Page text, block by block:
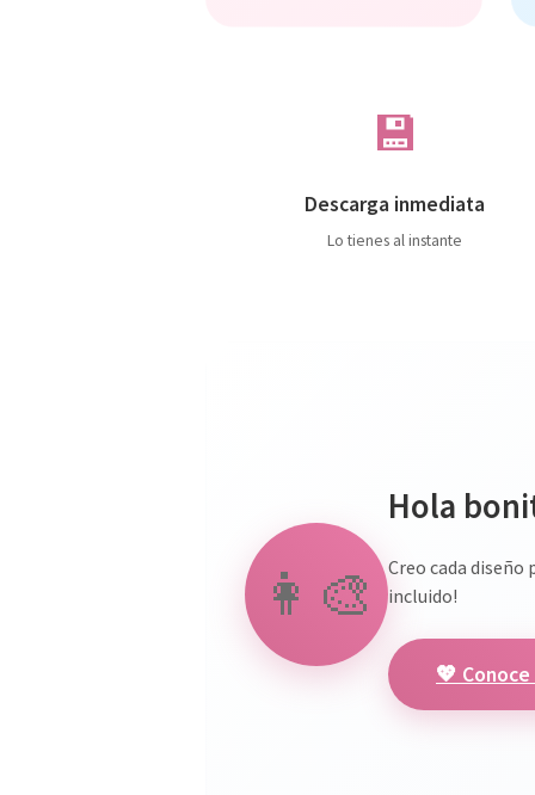
💾
Descarga inmediata
Lo tienes al instante
👩‍🎨
Hola
Creo cada diseño
incluido!
💖